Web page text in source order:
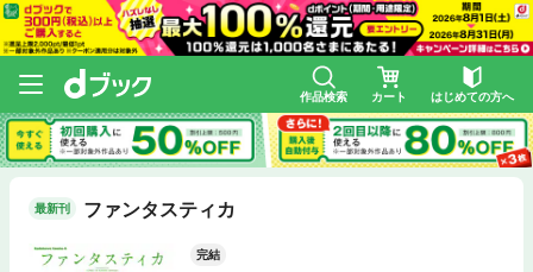
作品検索 カート はじめての方へ
最新刊 ファンタスティカ
完結